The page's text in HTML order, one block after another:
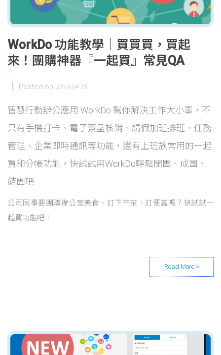
WorkDo 功能教學｜買買買，買起
來！團購神器『一起買』常見QA
Posted on 2019-04-25
智慧行動辦公應用 WorkDo 幫你解決工作大小事，不
只有手機打卡、電子簽呈核銷、請假加班排班、任務
管理、企業即時通訊等功能，還有上班族常用的一起
買和分帳功能，快試試用WorkDo輕鬆開團、成團、
結團吧
公司同事要團購辦公室美食、訂下午茶、訂便當嗎？快試試一
起買功能吧！